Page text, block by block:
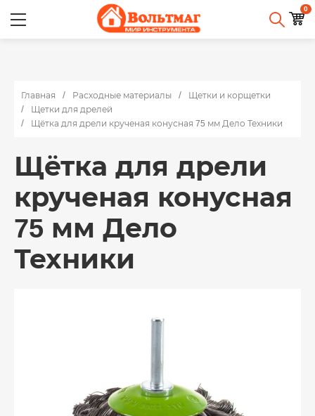
0
Главная Расходные материалы
Щетки и корщетки
Щетки для дрелей
Щётка для дрели крученая конусная 75 мм Дело Техники
Щётка для дрели
крученая конусная
75 мм Дело
Техники